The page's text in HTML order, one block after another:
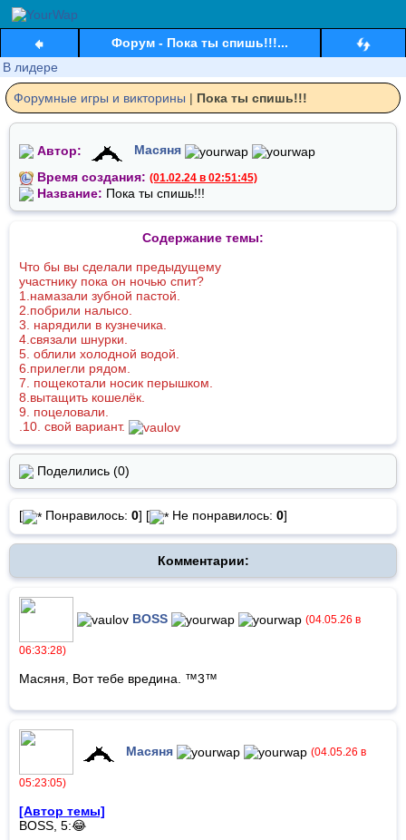
Форум - Пока ты спишь!!!...
В лидере
Форумные игры и виктoрины | Пока ты спишь!!!
Автор:
Масяня
Время создания: (01.02.24 в 02:51:45)
Название: Пока ты спишь!!!
Содержание темы:
Что бы вы сделали предыдущему
участнику пока он ночью спит?
1.намазали зубной пастой.
2.побрили налысо.
3. нарядили в кузнечика.
4.связали шнурки.
5. облили холодной водой.
6.прилегли рядом.
7. пощекотали носик перышком.
8.вытащить кошелёк.
9. поцеловали.
.10. свой вариант.
Поделились (0)
[ Понравилось: 0] [ Не понравилось: 0]
Комментарии:
BOSS (04.05.26 в
06:33:28)
Масяня, Вот тебе вредина. ™3™
Масяня (04.05.26 в
05:23:05)
[Автор темы]
BOSS, 5:😂